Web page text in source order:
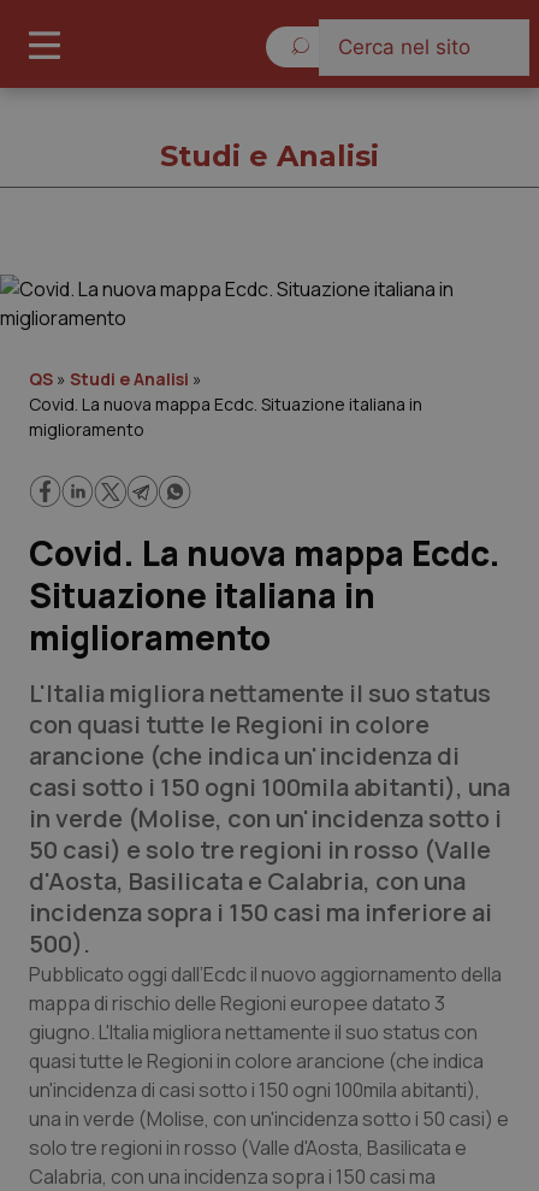
Governo e Parlamento
Regioni e Asl
Lavoro e Professioni
Scienza e Farmaci
Studi e Analisi
Lettere al direttore
Edizioni Regionali
QS Pro
Professionisti Sanitari.AI
Abruzzo
Basilicata
Calabria
Campania
QS Pro Gold
Artrite & artrosi
Asma & BPCO
Car-T
QS Club Newsletter
Studi e Analisi
QS » Studi e Analisi »
Covid. La nuova mappa Ecdc. Situazione italiana in
miglioramento
Covid. La nuova mappa Ecdc.
Situazione italiana in
miglioramento
L'Italia migliora nettamente il suo status
con quasi tutte le Regioni in colore
arancione (che indica un'incidenza di
casi sotto i 150 ogni 100mila abitanti), una
in verde (Molise, con un'incidenza sotto i
50 casi) e solo tre regioni in rosso (Valle
d'Aosta, Basilicata e Calabria, con una
incidenza sopra i 150 casi ma inferiore ai
500).
Pubblicato oggi dall’Ecdc il nuovo aggiornamento della
mappa di rischio delle Regioni europee datato 3
giugno. L'Italia migliora nettamente il suo status con
quasi tutte le Regioni in colore arancione (che indica
un'incidenza di casi sotto i 150 ogni 100mila abitanti),
una in verde (Molise, con un'incidenza sotto i 50 casi) e
solo tre regioni in rosso (Valle d'Aosta, Basilicata e
Calabria, con una incidenza sopra i 150 casi ma